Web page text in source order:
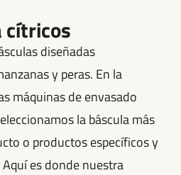
cítricos
diseñadas
y peras. En la
máquinas de envasado
la báscula más
o productos específicos y
es donde nuestra